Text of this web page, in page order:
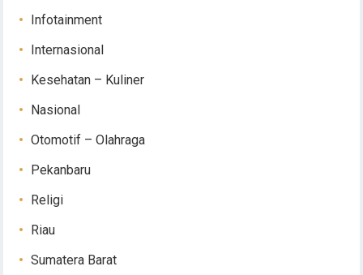
Infotainment
Internasional
Kesehatan – Kuliner
Nasional
Otomotif – Olahraga
Pekanbaru
Religi
Riau
Sumatera Barat